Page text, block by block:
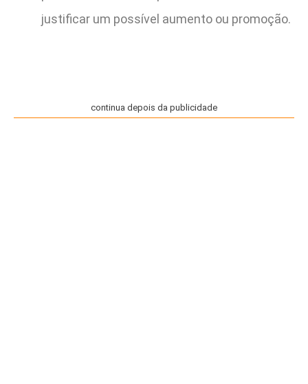
justificar um possível aumento ou promoção.
continua depois da publicidade